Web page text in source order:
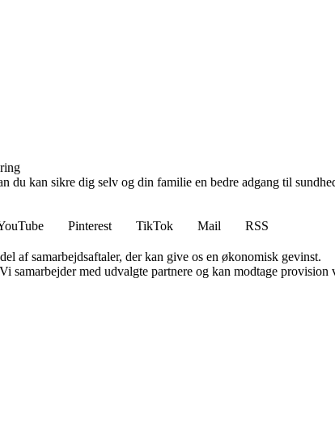
du kan sikre dig selv og din familie en bedre adgang til
Pinterest TikTok Mail
RSS
af samarbejdsaftaler, der kan give os en økonomisk gevinst.
samarbejder med udvalgte partnere og kan modtage